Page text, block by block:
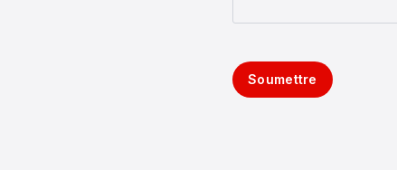
Soumettre